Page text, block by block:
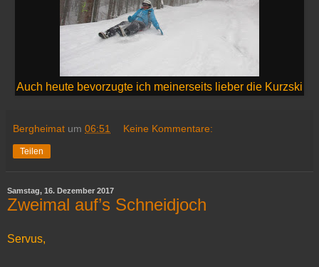
Auch heute bevorzugte ich meinerseits lieber die Kurzski
Bergheimat um 06:51 Keine Kommentare:
Teilen
Samstag, 16. Dezember 2017
Zweimal auf’s Schneidjoch
Servus,